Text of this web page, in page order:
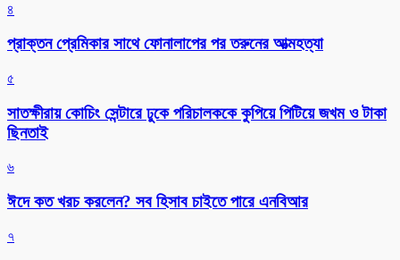
৪
প্রাক্তন প্রেমিকার সাথে ফোনালাপের পর তরুনের আত্মহত্যা
৫
সাতক্ষীরায় কোচিং সেন্টারে ঢুকে পরিচালককে কুপিয়ে পিটিয়ে জখম ও টাকা
ছিনতাই
৬
ঈদে কত খরচ করলেন? সব হিসাব চাইতে পারে এনবিআর
৭